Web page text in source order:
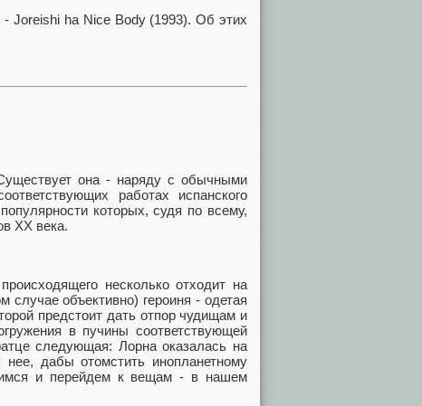
Joreishi ha Nice Body (1993). Об этих
она - наряду с обычными
работах испанского
которых, судя по всему,
XX века.
несколько отходит на
случае объективно) героиня - одетая
предстоит дать отпор чудищам и
в пучины соответствующей
следующая: Лорна оказалась на
дабы отомстить инопланетному
и перейдем к вещам - в нашем